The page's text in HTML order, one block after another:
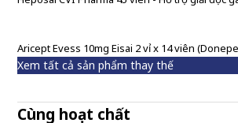
Aricept Evess 10mg Eisai 2 vỉ x 14 viên
Xem tất cả sản phẩm thay thế
Cùng hoạt chất